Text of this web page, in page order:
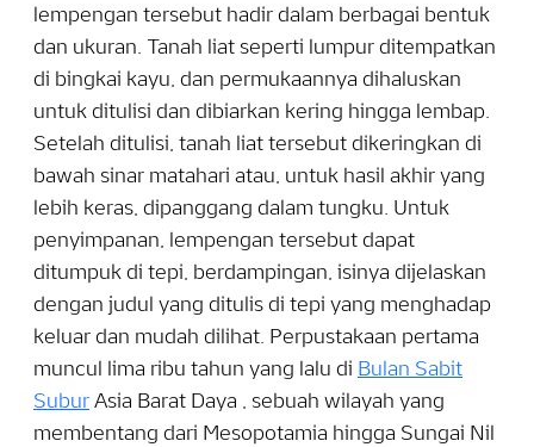
lempengan tersebut hadir dalam berbagai bentuk
dan ukuran. Tanah liat seperti lumpur ditempatkan
di bingkai kayu, dan permukaannya dihaluskan
untuk ditulisi dan dibiarkan kering hingga lembap.
Setelah ditulisi, tanah liat tersebut dikeringkan di
bawah sinar matahari atau, untuk hasil akhir yang
lebih keras, dipanggang dalam tungku. Untuk
penyimpanan, lempengan tersebut dapat
ditumpuk di tepi, berdampingan, isinya dijelaskan
dengan judul yang ditulis di tepi yang menghadap
keluar dan mudah dilihat. Perpustakaan pertama
muncul lima ribu tahun yang lalu di Bulan Sabit
Subur Asia Barat Daya , sebuah wilayah yang
membentang dari Mesopotamia hingga Sungai Nil